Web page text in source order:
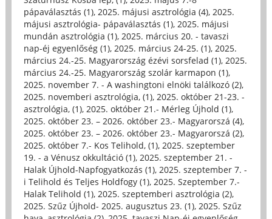
pápaválasztás (1), 2025. májusi asztrológia (4), 2025.
májusi asztrológia- pápaválasztás (1), 2025. májusi
mundán asztrológia (1), 2025. március 20. - tavaszi
nap-éj egyenlőség (1), 2025. március 24-25. (1), 2025.
március 24.-25. Magyarország ézévi sorsfelad (1), 2025.
március 24.-25. Magyarország szolár karmapon (1),
2025. november 7. - A washingtoni elnöki találkozó (2),
2025. novemberi asztrológia, (1), 2025. október 21-23. -
asztrológia, (1), 2025. október 21.- Mérleg Újhold (1),
2025. október 23. – 2026. október 23.- Magyarorszá (4),
2025. október 23. – 2026. október 23.- Magyarorszá (2),
2025. október 7.- Kos Telihold, (1), 2025. szeptember
19. - a Vénusz okkultáció (1), 2025. szeptember 21. -
Halak Újhold-Napfogyatkozás (1), 2025. szeptember 7. -
i Telihold és Teljes Holdfogy (1), 2025. Szeptember 7.-
Halak Telihold (1), 2025. szeptemberi asztrológia (2),
2025. Szűz Újhold- 2025. augusztus 23. (1), 2025. Szűz